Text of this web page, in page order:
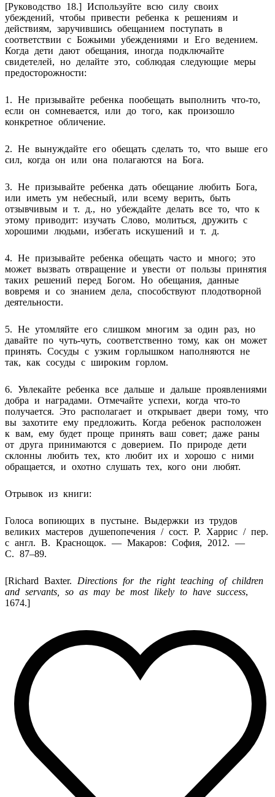
[Руководство 18.] Используйте всю силу своих
убеждений, чтобы привести ребенка к решениям и
действиям, заручившись обещанием поступать в
соответствии с Божьими убеждениями и Его ведением.
Когда дети дают обещания, иногда подключайте
свидетелей, но делайте это, соблюдая следующие меры
предосторожности:
1. Не призывайте ребенка пообещать выполнить что-то,
если он сомневается, или до того, как произошло
конкретное обличение.
2. Не вынуждайте его обещать сделать то, что выше его
сил, когда он или она полагаются на Бога.
3. He призывайте ребенка дать обещание любить Бога,
или иметь ум небесный, или всему верить, быть
отзывчивым и т. д., но убеждайте делать все то, что к
этому приводит: изучать Слово, молиться, дружить с
хорошими людьми, избегать искушений и т. д.
4. He призывайте ребенка обещать часто и много; это
может вызвать отвращение и увести от пользы принятия
таких решений перед Богом. Но обещания, данные
вовремя и со знанием дела, способствуют плодотворной
деятельности.
5. Не утомляйте его слишком многим за один раз, но
давайте по чуть-чуть, соответственно тому, как он может
принять. Сосуды с узким горлышком наполняются не
так, как сосуды с широким горлом.
6. Увлекайте ребенка все дальше и дальше проявлениями
добра и наградами. Отмечайте успехи, когда что-то
получается. Это располагает и открывает двери тому, что
вы захотите ему предложить. Когда ребенок расположен
к вам, ему будет проще принять ваш совет; даже раны
от друга принимаются с доверием. По природе дети
склонны любить тех, кто любит их и хорошо с ними
обращается, и охотно слушать тех, кого они любят.
Отрывок из книги:
Голоса вопиющих в пустыне. Выдержки из трудов
великих мастеров душепопечения / сост. Р. Харрис / пер.
с англ. В. Краснощок. — Макаров: София, 2012. —
С. 87–89.
[Richard Baxter. Directions for the right teaching of children
and servants, so as may be most likely to have success,
1674.]